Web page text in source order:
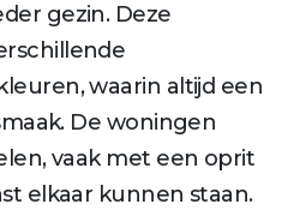
gezin. Deze
waarin altijd een
De woningen
vaak met een oprit
elkaar kunnen staan.